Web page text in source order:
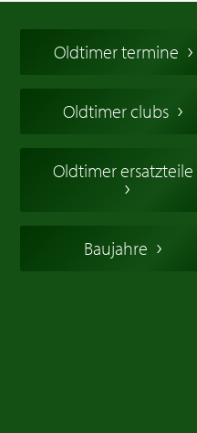
Oldtimer termine
Oldtimer clubs
Oldtimer ersatzteile
Baujahre